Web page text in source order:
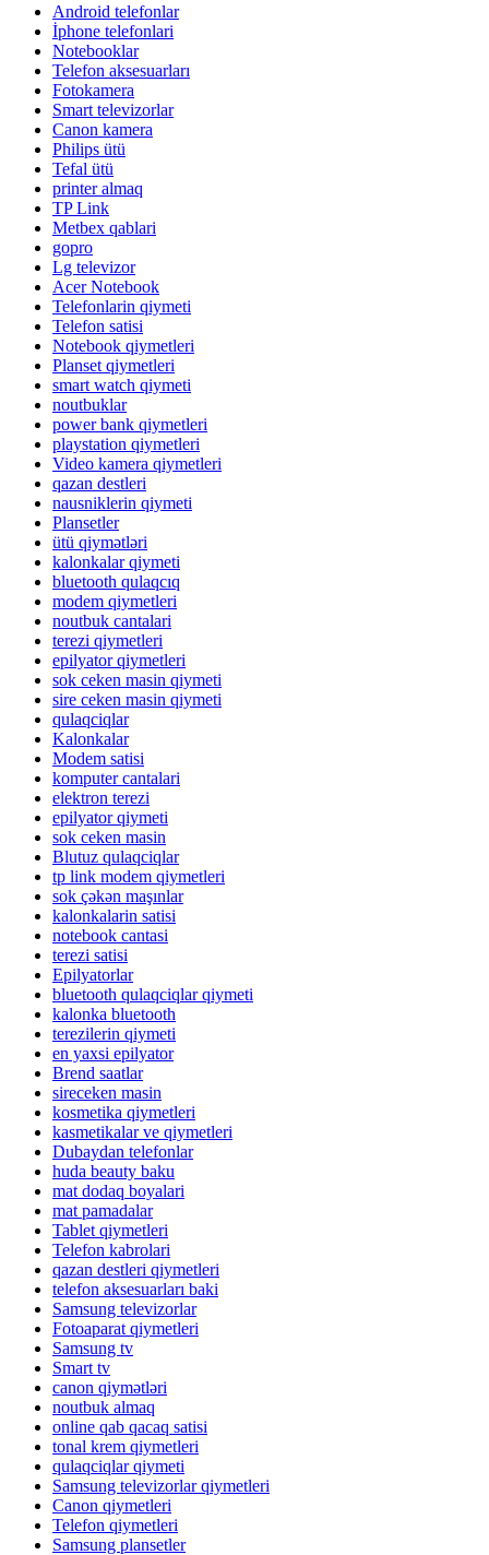
Android telefonlar
İphone telefonlari
Notebooklar
Telefon aksesuarları
Fotokamera
Smart televizorlar
Canon kamera
Philips ütü
Tefal ütü
printer almaq
TP Link
Metbex qablari
gopro
Lg televizor
Acer Notebook
Telefonlarin qiymeti
Telefon satisi
Notebook qiymetleri
Planset qiymetleri
smart watch qiymeti
noutbuklar
power bank qiymetleri
playstation qiymetleri
Video kamera qiymetleri
qazan destleri
nausniklerin qiymeti
Plansetler
ütü qiymətləri
kalonkalar qiymeti
bluetooth qulaqcıq
modem qiymetleri
noutbuk cantalari
terezi qiymetleri
epilyator qiymetleri
sok ceken masin qiymeti
sire ceken masin qiymeti
qulaqciqlar
Kalonkalar
Modem satisi
komputer cantalari
elektron terezi
epilyator qiymeti
sok ceken masin
Blutuz qulaqciqlar
tp link modem qiymetleri
sok çəkən maşınlar
kalonkalarin satisi
notebook cantasi
terezi satisi
Epilyatorlar
bluetooth qulaqciqlar qiymeti
kalonka bluetooth
terezilerin qiymeti
en yaxsi epilyator
Brend saatlar
sireceken masin
kosmetika qiymetleri
kasmetikalar ve qiymetleri
Dubaydan telefonlar
huda beauty baku
mat dodaq boyalari
mat pamadalar
Tablet qiymetleri
Telefon kabrolari
qazan destleri qiymetleri
telefon aksesuarları baki
Samsung televizorlar
Fotoaparat qiymetleri
Samsung tv
Smart tv
canon qiymətləri
noutbuk almaq
online qab qacaq satisi
tonal krem qiymetleri
qulaqciqlar qiymeti
Samsung televizorlar qiymetleri
Canon qiymetleri
Telefon qiymetleri
Samsung plansetler